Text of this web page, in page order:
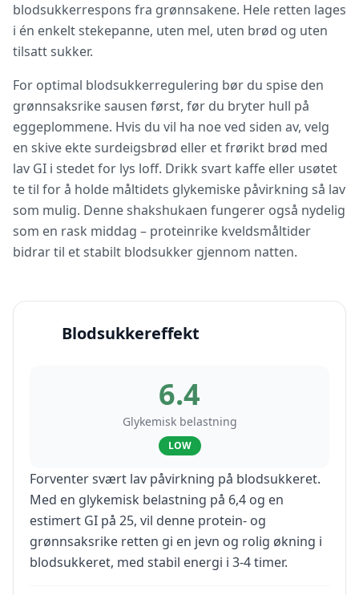
blodsukkerrespons fra grønnsakene. Hele retten lages
i én enkelt stekepanne, uten mel, uten brød og uten
tilsatt sukker.
For optimal blodsukkerregulering bør du spise den
grønnsaksrike sausen først, før du bryter hull på
eggeplommene. Hvis du vil ha noe ved siden av, velg
en skive ekte surdeigsbrød eller et frørikt brød med
lav GI i stedet for lys loff. Drikk svart kaffe eller usøtet
te til for å holde måltidets glykemiske påvirkning så lav
som mulig. Denne shakshukaen fungerer også nydelig
som en rask middag – proteinrike kveldsmåltider
bidrar til et stabilt blodsukker gjennom natten.
Blodsukkereffekt
6.4
Glykemisk belastning
LOW
Forventer svært lav påvirkning på blodsukkeret.
Med en glykemisk belastning på 6,4 og en
estimert GI på 25, vil denne protein- og
grønnsaksrike retten gi en jevn og rolig økning i
blodsukkeret, med stabil energi i 3-4 timer.